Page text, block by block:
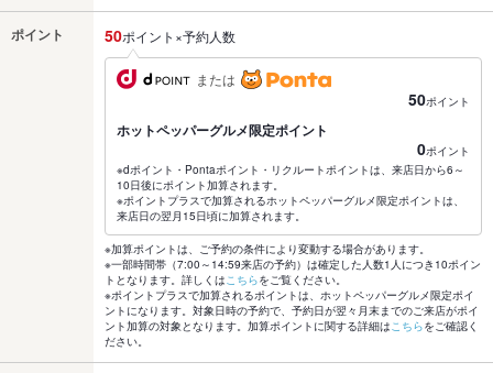
ポイント 50ポイント×予約人数
または
50ポイント
ホットペッパーグルメ限定ポイント
0ポイント
※dポイント・Pontaポイント・リクルートポイントは、来店日から6～
10日後にポイント加算されます。
※ポイントプラスで加算されるホットペッパーグルメ限定ポイントは、
来店日の翌月15日頃に加算されます。
※加算ポイントは、ご予約の条件により変動する場合があります。
※一部時間帯（7:00～14:59来店の予約）は確定した人数1人につき10ポイン
トとなります。詳しくはこちらをご覧ください。
※ポイントプラスで加算されるポイントは、ホットペッパーグルメ限定ポイ
ントになります。対象日時の予約で、予約日が翌々月末までのご来店がポイ
ント加算の対象となります。加算ポイントに関する詳細はこちらをご確認く
ださい。